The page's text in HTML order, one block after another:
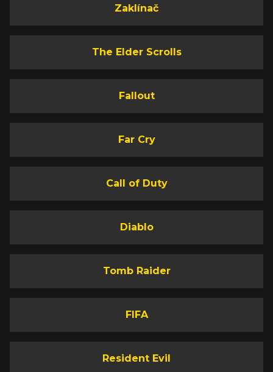
Zaklínač
The Elder Scrolls
Fallout
Far Cry
Call of Duty
Diablo
Tomb Raider
FIFA
Resident Evil